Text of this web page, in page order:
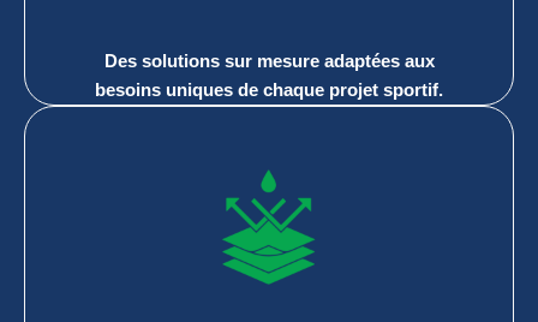
Des solutions sur mesure adaptées aux
besoins uniques de chaque projet sportif.